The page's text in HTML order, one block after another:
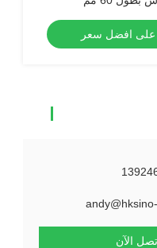
افضل سعر
الآن